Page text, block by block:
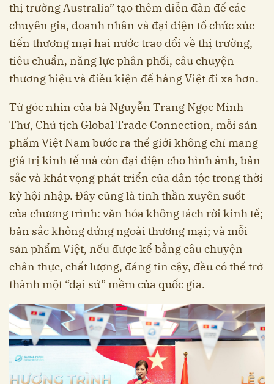
thị trường Australia” tạo thêm diễn đàn để các
chuyên gia, doanh nhân và đại diện tổ chức xúc
tiến thương mại hai nước trao đổi về thị trường,
tiêu chuẩn, năng lực phân phối, câu chuyện
thương hiệu và điều kiện để hàng Việt đi xa hơn.
Từ góc nhìn của bà Nguyễn Trang Ngọc Minh
Thư, Chủ tịch Global Trade Connection, mỗi sản
phẩm Việt Nam bước ra thế giới không chỉ mang
giá trị kinh tế mà còn đại diện cho hình ảnh, bản
sắc và khát vọng phát triển của dân tộc trong thời
kỳ hội nhập. Đây cũng là tinh thần xuyên suốt
của chương trình: văn hóa không tách rời kinh tế;
bản sắc không đứng ngoài thương mại; và mỗi
sản phẩm Việt, nếu được kể bằng câu chuyện
chân thực, chất lượng, đáng tin cậy, đều có thể trở
thành một “đại sứ” mềm của quốc gia.